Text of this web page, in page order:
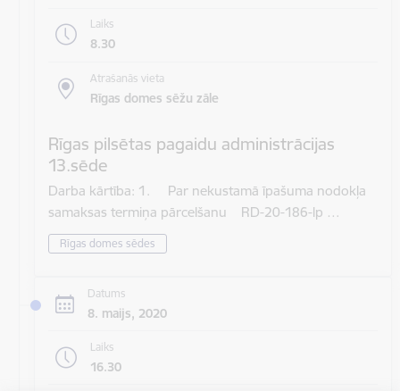
Laiks
8.30
Atrašanās vieta
Rīgas domes sēžu zāle
Rīgas pilsētas pagaidu administrācijas
13.sēde
Darba kārtība: 1. Par nekustamā īpašuma nodokļa
samaksas termiņa pārcelšanu RD-20-186-lp …
Rīgas domes sēdes
Datums
8. maijs, 2020
Laiks
16.30